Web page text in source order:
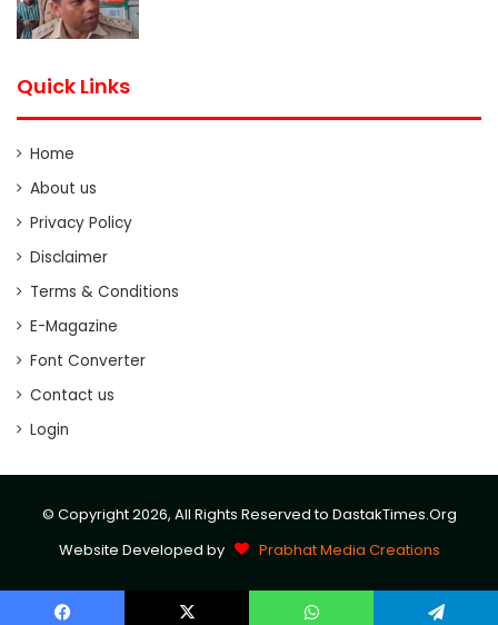
Quick Links
Home
About us
Privacy Policy
Disclaimer
Terms & Conditions
E-Magazine
Font Converter
Contact us
Login
© Copyright 2026, All Rights Reserved to DastakTimes.Org
Website Developed by
Prabhat Media Creations